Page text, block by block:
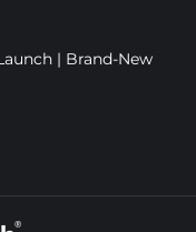
| Brand-New